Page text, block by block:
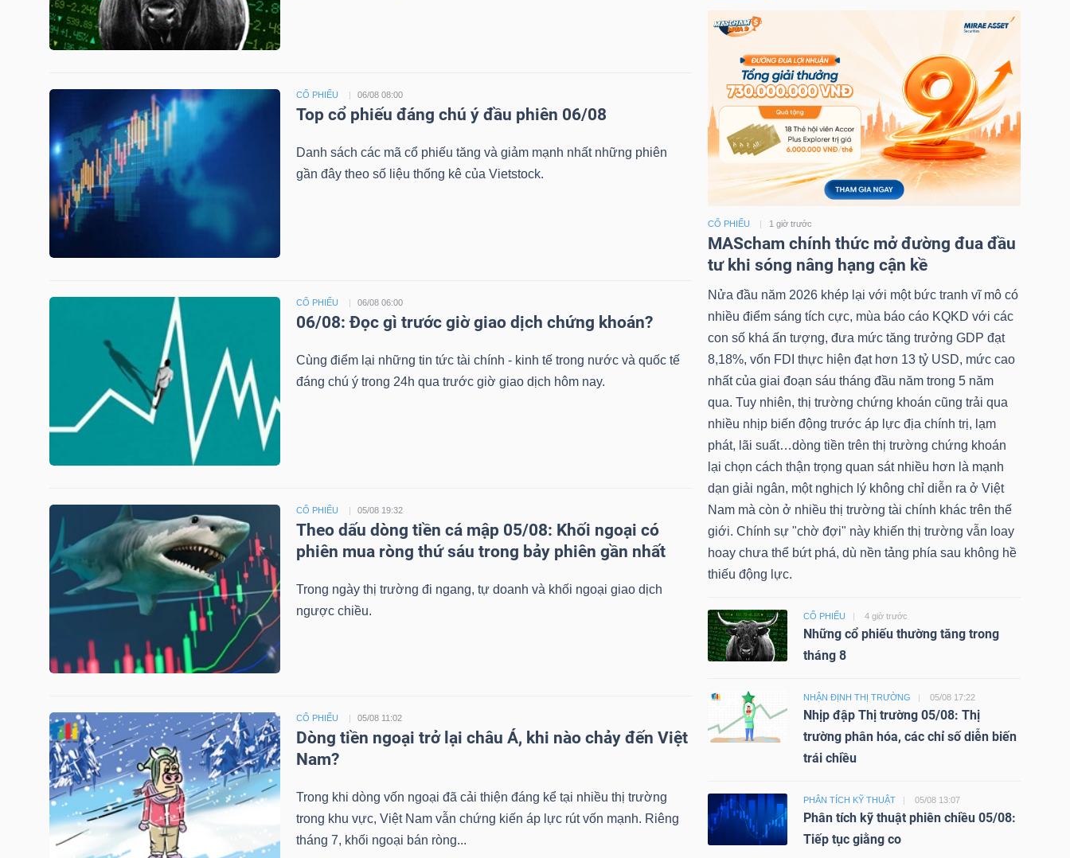
CỔ PHIẾU 06/08 08:00
Top cổ phiếu đáng chú ý đầu phiên 06/08
Danh sách các mã cổ phiếu tăng và giảm mạnh nhất những phiên
gần đây theo số liệu thống kê của Vietstock.
CỔ PHIẾU 06/08 06:00
06/08: Đọc gì trước giờ giao dịch chứng khoán?
Cùng điểm lại những tin tức tài chính - kinh tế trong nước và quốc tế
đáng chú ý trong 24h qua trước giờ giao dịch hôm nay.
CỔ PHIẾU 05/08 19:32
Theo dấu dòng tiền cá mập 05/08: Khối ngoại có
phiên mua ròng thứ sáu trong bảy phiên gần nhất
Trong ngày thị trường đi ngang, tự doanh và khối ngoại giao dịch
ngược chiều.
CỔ PHIẾU 05/08 11:02
Dòng tiền ngoại trở lại châu Á, khi nào chảy đến Việt
Nam?
Trong khi dòng vốn ngoại đã cải thiện đáng kể tại nhiều thị trường
trong khu vực, Việt Nam vẫn chứng kiến áp lực rút vốn mạnh. Riêng
tháng 7, khối ngoại bán ròng...
CỔ PHIẾU 1 giờ trước
MAScham chính thức mở đường đua đầu
tư khi sóng nâng hạng cận kề
Nửa đầu năm 2026 khép lại với một bức tranh vĩ mô có
nhiều điểm sáng tích cực, mùa báo cáo KQKD với các
con số khá ấn tượng, đưa mức tăng trưởng GDP đạt
8,18%, vốn FDI thực hiện đạt hơn 13 tỷ USD, mức cao
nhất của giai đoạn sáu tháng đầu năm trong 5 năm
qua. Tuy nhiên, thị trường chứng khoán cũng trải qua
nhiều nhịp biến động trước áp lực địa chính trị, lạm
phát, lãi suất…dòng tiền trên thị trường chứng khoán
lại chọn cách thận trọng quan sát nhiều hơn là mạnh
dạn giải ngân, một nghịch lý không chỉ diễn ra ở Việt
Nam mà còn ở nhiều thị trường tài chính khác trên thế
giới. Chính sự "chờ đợi" này khiến thị trường vẫn loay
hoay chưa thể bứt phá, dù nền tảng phía sau không hề
thiếu động lực.
CỔ PHIẾU 4 giờ trước
Những cổ phiếu thường tăng trong
tháng 8
NHẬN ĐỊNH THỊ TRƯỜNG 05/08 17:22
Nhịp đập Thị trường 05/08: Thị
trường phân hóa, các chỉ số diễn biến
trái chiều
PHÂN TÍCH KỸ THUẬT 05/08 13:07
Phân tích kỹ thuật phiên chiều 05/08:
Tiếp tục giằng co
TRUY
LIỆU
Ngành
LIỆU
CÔNG
TIÊU
DÙNG
KHÔNG
THIẾT